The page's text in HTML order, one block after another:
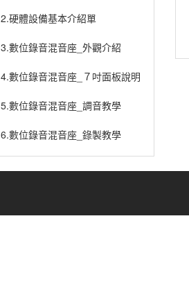
2.硬體設備基本介紹單
3.數位錄音混音座_外觀介紹
4.數位錄音混音座_７吋面板說明
5.數位錄音混音座_調音教學
6.數位錄音混音座_錄製教學